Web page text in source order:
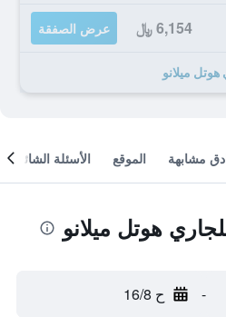
6,154 ﷼ عرض الصفقة
مشابهة الموقع الأسئلة الشائعة
هوتل ميلانو
- ح 16/8